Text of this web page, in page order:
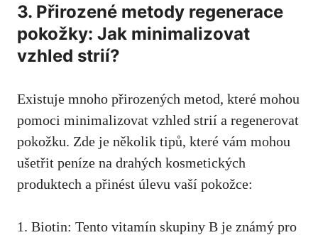
3. Přirozené metody regenerace
pokožky: ⁤Jak minimalizovat
vzhled strií?
Existuje⁣ mnoho​ přirozených metod, které mohou
pomoci minimalizovat vzhled strií a regenerovat
pokožku. Zde je několik tipů, které vám mohou
ušetřit ‌peníze na drahých kosmetických
produktech a⁤ přinést úlevu vaší pokožce:
1. Biotin: Tento vitamín ‌skupiny B je známý pro